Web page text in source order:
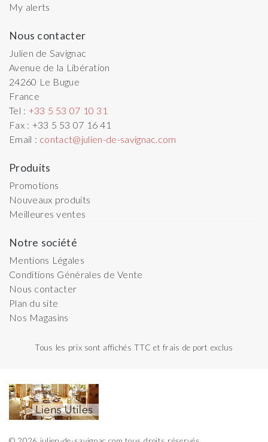
My alerts
Nous contacter
Julien de Savignac
Avenue de la Libération
24260 Le Bugue
France
Tel : +33 5 53 07 10 31
Fax : +33 5 53 07 16 41
Email : contact@julien-de-savignac.com
Produits
Promotions
Nouveaux produits
Meilleures ventes
Notre société
Mentions Légales
Conditions Générales de Vente
Nous contacter
Plan du site
Nos Magasins
Tous les prix sont affichés TTC et frais de port exclus